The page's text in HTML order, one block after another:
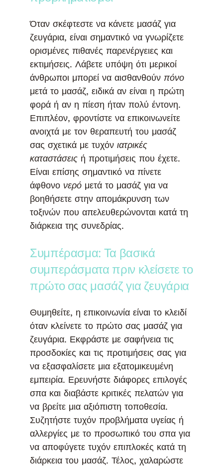
Όταν σκέφτεστε να κάνετε μασάζ για
ζευγάρια, είναι σημαντικό να γνωρίζετε
ορισμένες πιθανές παρενέργειες και
εκτιμήσεις. Λάβετε υπόψη ότι μερικοί
άνθρωποι μπορεί να αισθανθούν πόνο
μετά το μασάζ, ειδικά αν είναι η πρώτη
φορά ή αν η πίεση ήταν πολύ έντονη.
Επιπλέον, φροντίστε να επικοινωνείτε
ανοιχτά με τον θεραπευτή του μασάζ
σας σχετικά με τυχόν ιατρικές
καταστάσειςή προτιμήσεις που έχετε.
Είναι επίσης σημαντικό να πίνετε
άφθονο νερόμετά το μασάζ για να
βοηθήσετε στην απομάκρυνση των
τοξινών που απελευθερώνονται κατά τη
διάρκεια της συνεδρίας.
Συμπέρασμα: Τα βασικά
συμπεράσματα πριν κλείσετε το
πρώτο σας μασάζ για ζευγάρια
Θυμηθείτε, η επικοινωνία είναι το κλειδί
όταν κλείνετε το πρώτο σας μασάζ για
ζευγάρια. Εκφράστε με σαφήνεια τις
προσδοκίες και τις προτιμήσεις σας για
να εξασφαλίσετε μια εξατομικευμένη
εμπειρία. Ερευνήστε διάφορες επιλογές
σπα και διαβάστε κριτικές πελατών για
να βρείτε μια αξιόπιστη τοποθεσία.
Συζητήστε τυχόν προβλήματα υγείας ή
αλλεργίες με το προσωπικό του σπα για
να αποφύγετε τυχόν επιπλοκές κατά τη
διάρκεια του μασάζ. Τέλος, χαλαρώστε